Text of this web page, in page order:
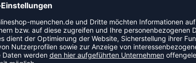
von hummel Sicherheit beim Training. Die
SPORTS BRA bequem und vielseitig
ein kühles und trockenes Tragegefühl.